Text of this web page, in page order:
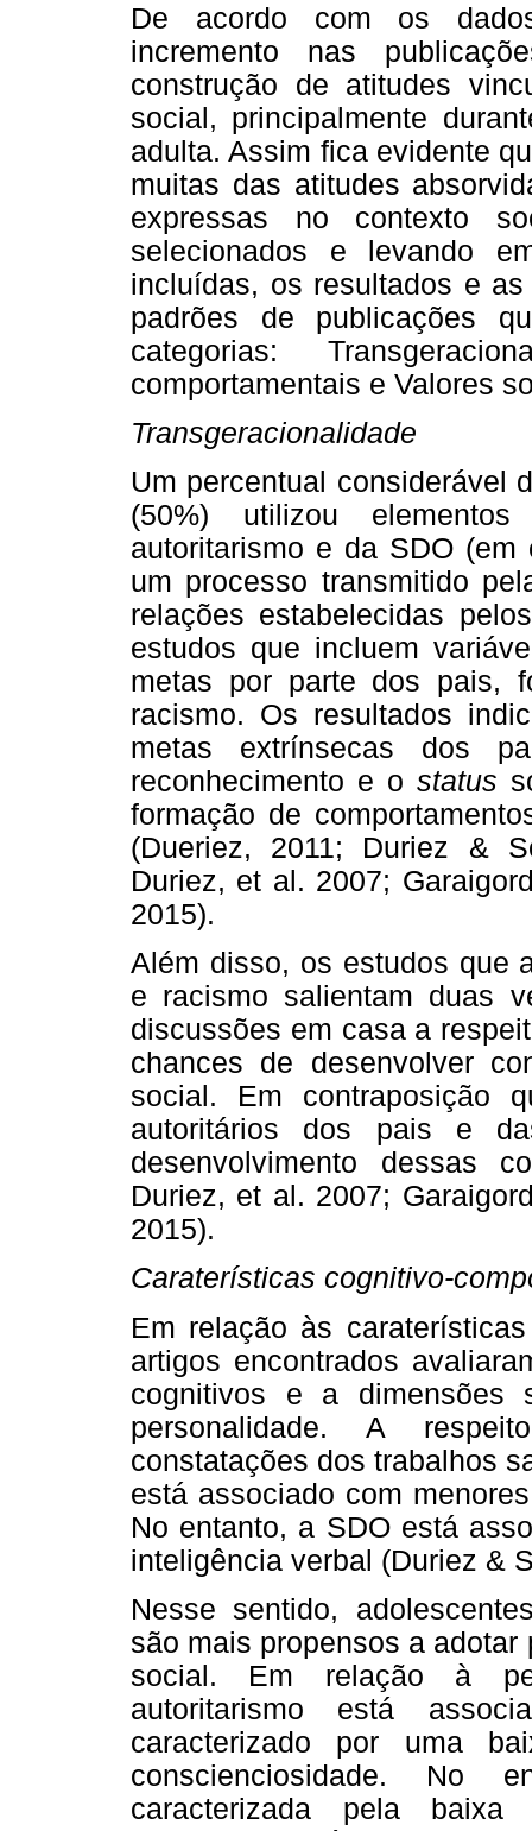
De acordo com os
incremento nas
construção de atitudes
social, principalmente
adulta. Assim fica evidente
muitas das atitudes
expressas no contexto
selecionados e levando
incluídas, os resultados e
padrões de publicações
categorias:
comportamentais e Valores
Transgeracionalidade
Um percentual considerável
(50%) utilizou
autoritarismo e da SDO
um processo transmitido
relações estabelecidas
estudos que incluem
metas por parte dos pais,
racismo. Os resultados
metas extrínsecas dos
reconhecimento e o status
formação de
(Dueriez, 2011; Duriez &
Duriez, et al. 2007;
2015).
Além disso, os estudos que
e racismo salientam duas
discussões em casa a
chances de desenvolver
social. Em contraposição
autoritários dos pais e
desenvolvimento dessas
Duriez, et al. 2007;
2015).
Caraterísticas cognitivo-
Em relação às
artigos encontrados
cognitivos e a dimensões
personalidade. A
constatações dos trabalhos
está associado com
No entanto, a SDO está
inteligência verbal (Duriez &
Nesse sentido,
são mais propensos a
social. Em relação à
autoritarismo está
caracterizado por uma
conscienciosidade. No
caracterizada pela